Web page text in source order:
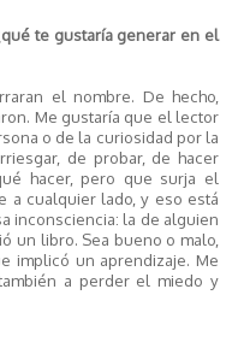
te gustaría generar en el
el nombre. De hecho,
Me gustaría que el lector
o de la curiosidad por la
de probar, de hacer
hacer, pero que surja el
a cualquier lado, y eso está
inconsciencia: la de alguien
un libro. Sea bueno o malo,
implicó un aprendizaje. Me
a perder el miedo y